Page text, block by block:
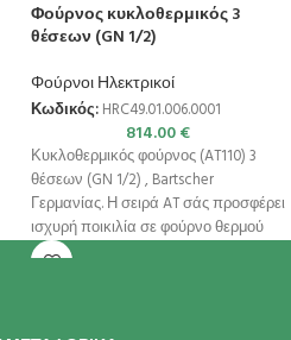
Φούρνος κυκλοθερμικός 3
θέσεων (GN 1/2)
Φούρνοι Ηλεκτρικοί
Κωδικός: HRC49.01.006.0001
814.00€
Κυκλοθερμικός φούρνος (AT110) 3
θέσεων (GN 1/2) , Bartscher
Γερμανίας. Η σειρά AT σάς προσφέρει
ισχυρή ποικιλία σε φούρνο θερμού